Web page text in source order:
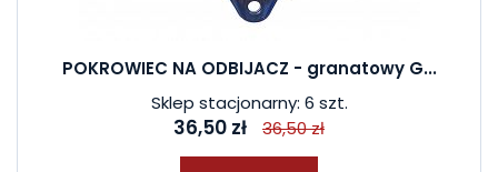
POKROWIEC NA ODBIJACZ - granatowy G...
Sklep stacjonarny: 6 szt.
36,50 zł 36,50 zł